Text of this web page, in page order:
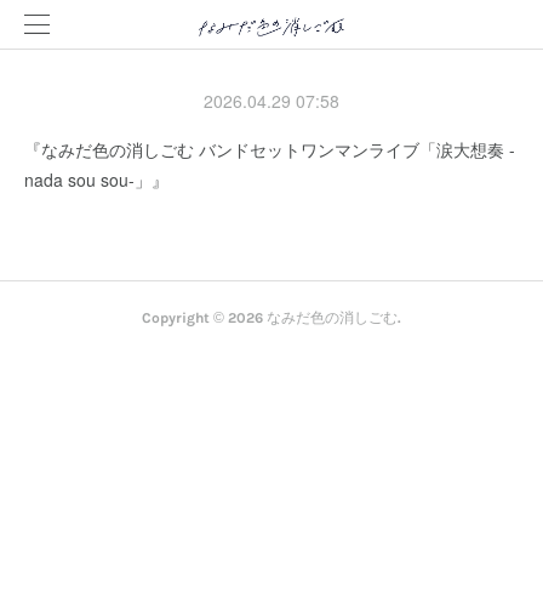
2026.04.29 07:58
『なみだ色の消しごむ バンドセットワンマンライブ「涙大想奏 -
nada sou sou-」』
Copyright © 2026 なみだ色の消しごむ.